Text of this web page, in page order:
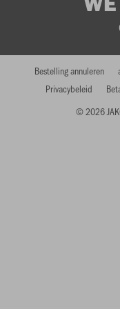
© 2026
Bestelling annuleren
Privacybeleid